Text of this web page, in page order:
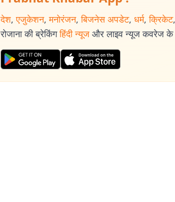
देश, एजुकेशन, मनोरंजन, बिजनेस अपडेट, धर्म, क्रिकेट,
रोजाना की ब्रेकिंग हिंदी न्यूज और लाइव न्यूज कवरेज के